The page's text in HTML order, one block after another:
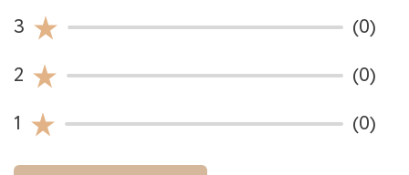
3
(0)
2
(0)
1
(0)